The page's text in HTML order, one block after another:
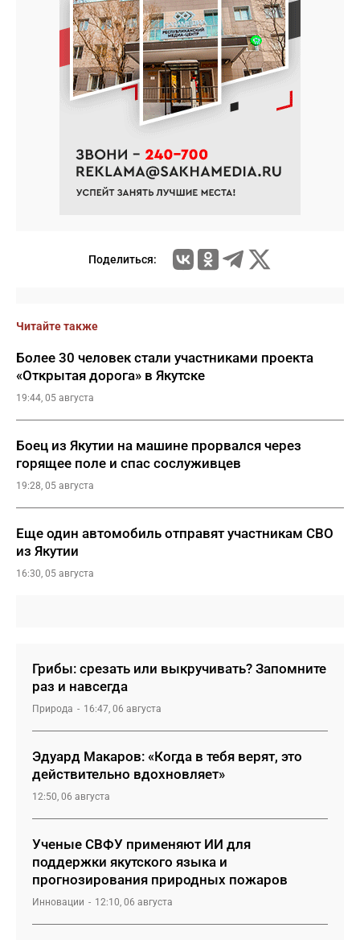
Поделиться:
Читайте также
Более 30 человек стали участниками проекта
«Открытая дорога» в Якутске
19:44, 05 августа
Боец из Якутии на машине прорвался через
горящее поле и спас сослуживцев
19:28, 05 августа
Еще один автомобиль отправят участникам СВО
из Якутии
16:30, 05 августа
Грибы: срезать или выкручивать? Запомните
раз и навсегда
Природа 16:47, 06 августа
Эдуард Макаров: «Когда в тебя верят, это
действительно вдохновляет»
12:50, 06 августа
Ученые СВФУ применяют ИИ для
поддержки якутского языка и
прогнозирования природных пожаров
Инновации 12:10, 06 августа